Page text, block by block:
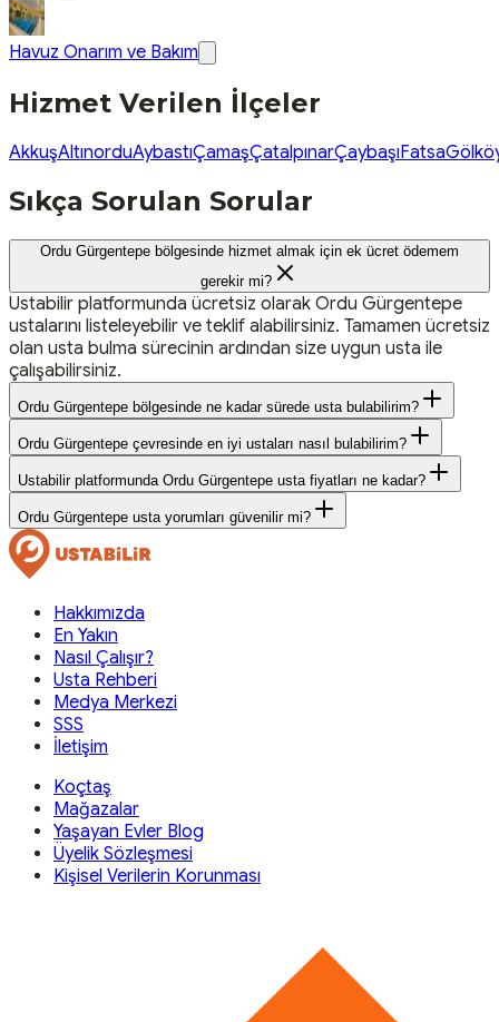
Havuz Onarım ve Bakım
Hizmet Verilen İlçeler
AkkuşAltınorduAybastıÇamaşÇatalpınarÇaybaşıFatsa
Sıkça Sorulan Sorular
Ordu Gürgentepe bölgesinde hizmet almak için ek ücret ödemem
gerekir mi?
Ustabilir platformunda ücretsiz olarak Ordu Gürgentepe
ustalarını listeleyebilir ve teklif alabilirsiniz. Tamamen ücretsiz
olan usta bulma sürecinin ardından size uygun usta ile
çalışabilirsiniz.
Ordu Gürgentepe bölgesinde ne kadar sürede usta bulabilirim?
Ordu Gürgentepe çevresinde en iyi ustaları nasıl bulabilirim?
Ustabilir platformunda Ordu Gürgentepe usta fiyatları ne kadar?
Ordu Gürgentepe usta yorumları güvenilir mi?
Hakkımızda
En Yakın
Nasıl Çalışır?
Usta Rehberi
Medya Merkezi
SSS
İletişim
Koçtaş
Mağazalar
Yaşayan Evler Blog
Üyelik Sözleşmesi
Kişisel Verilerin Korunması